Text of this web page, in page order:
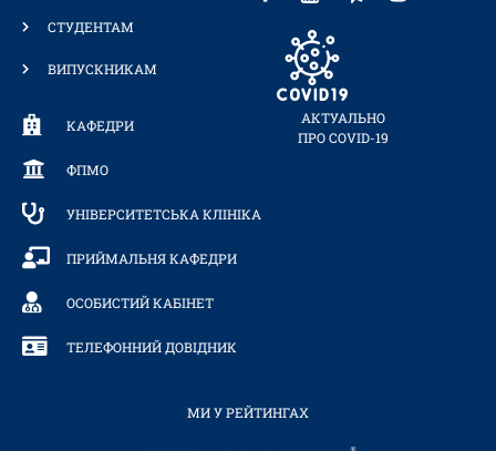
СТУДЕНТАМ
ВИПУСКНИКАМ
КАФЕДРИ
ФПМО
УНІВЕРСИТЕТСЬКА КЛІНІКА
ПРИЙМАЛЬНЯ КАФЕДРИ
ОСОБИСТИЙ КАБІНЕТ
ТЕЛЕФОННИЙ ДОВІДНИК
АКТУАЛЬНО
ПРО COVID-19
МИ У РЕЙТИНГАХ